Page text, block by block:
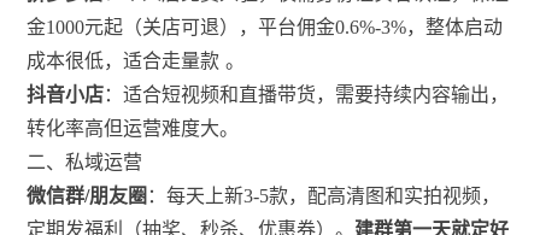
金1000元起（关店可退），平台佣金0.6%-3%，整体启动
成本很低，适合走量款 。
抖音小店：适合短视频和直播带货，需要持续内容输出，
转化率高但运营难度大。
二、私域运营
微信群/朋友圈 ：每天上新3-5款，配高清图和实拍视频，
定期发福利（抽奖、秒杀、优惠券）。 建群第一天就定好